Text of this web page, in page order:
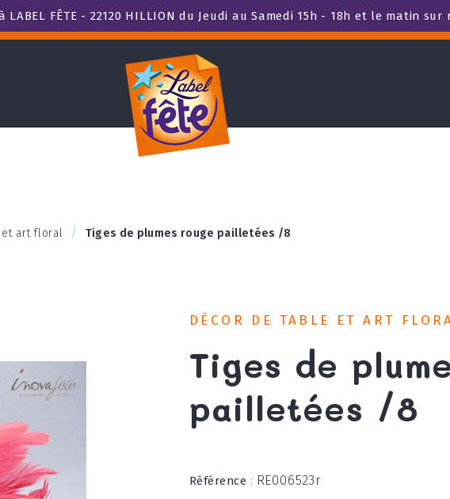
à LABEL FÊTE - 22120 HILLION du Jeudi au Samedi 15h - 18h et le matin sur
art floral Tiges de plumes rouge pailletées /8
DÉCOR DE TABLE ET ART
Tiges de
pailletées /8
Référence : RE006523r